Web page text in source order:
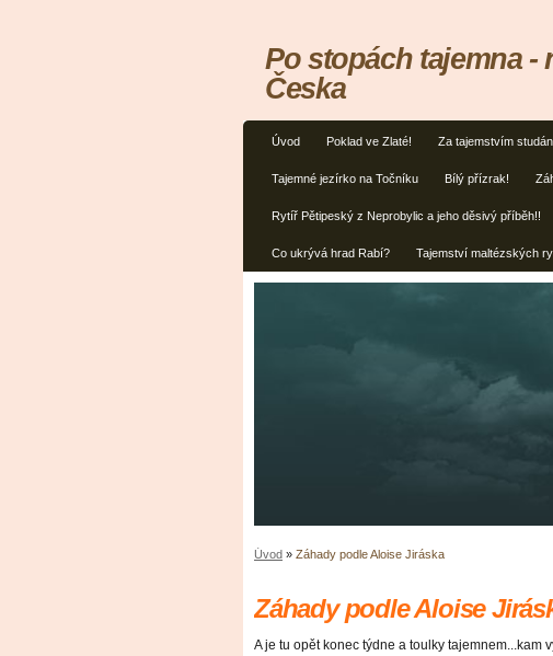
Úvod Poklad ve Zlaté! Za tajemstvím
Tajemné jezírko na Točníku Bílý přízrak!
Rytíř Pětipeský z Neprobylic a jeho děsivý příběh!!
Co ukrývá hrad Rabí? Tajemství maltézských
Po stopách tajemna -
Česka
Úvod » Záhady podle Aloise Jiráska
Záhady podle Aloise
A je tu opět konec týdne a toulky tajemnem...kam